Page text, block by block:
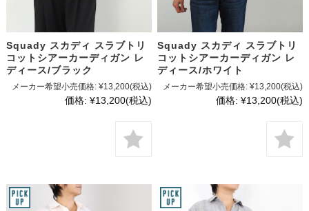
Squady スカディ スラブトリ
コットシアーカーディガン レ
ディース/ブラック
メーカー希望小売価格: ¥13,200(税込)
価格: ¥13,200(税込)
Squady スカディ スラブトリ
コットシアーカーディガン レ
ディース/ホワイト
メーカー希望小売価格: ¥13,200(税込)
価格: ¥13,200(税込)